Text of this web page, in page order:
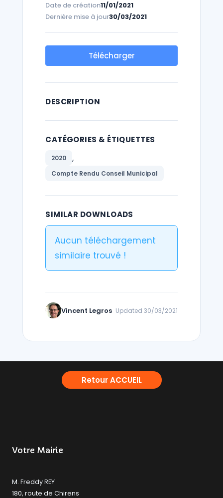
Date de création11/01/2021
Dernière mise à jour30/03/2021
Télécharger
DESCRIPTION
CATÉGORIES & ÉTIQUETTES
2020 ,
Compte Rendu Conseil Municipal
SIMILAR DOWNLOADS
Aucun téléchargement
similaire trouvé !
Vincent Legros Updated 30/03/2021
Retour ACCUEIL
Votre Mairie
M. Freddy REY
180, route de Chirens